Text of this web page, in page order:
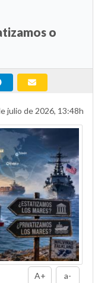
o
julio de 2026, 13:48h
A+ a-